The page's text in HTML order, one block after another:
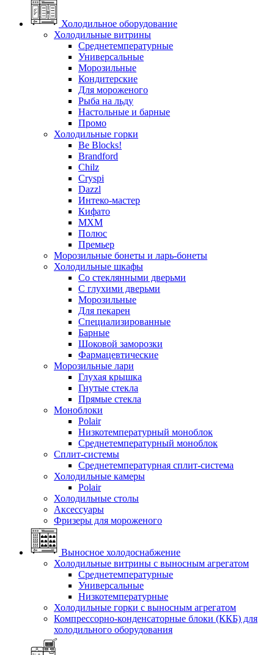
Холодильное оборудование
Холодильные витрины
Среднетемпературные
Универсальные
Морозильные
Кондитерские
Для мороженого
Рыба на льду
Настольные и барные
Промо
Холодильные горки
Be Blocks!
Brandford
Chilz
Cryspi
Dazzl
Интеко-мастер
Кифато
МХМ
Полюс
Премьер
Морозильные бонеты и ларь-бонеты
Холодильные шкафы
Со стеклянными дверьми
С глухими дверьми
Морозильные
Для пекарен
Специализированные
Барные
Шоковой заморозки
Фармацевтические
Морозильные лари
Глухая крышка
Гнутые стекла
Прямые стекла
Моноблоки
Polair
Низкотемпературный моноблок
Среднетемпературный моноблок
Сплит-системы
Среднетемпературная сплит-система
Холодильные камеры
Polair
Холодильные столы
Аксессуары
Фризеры для мороженого
Выносное холодоснабжение
Холодильные витрины с выносным агрегатом
Среднетемпературные
Универсальные
Низкотемпературные
Холодильные горки с выносным агрегатом
Компрессорно-конденсаторные блоки (ККБ) для
холодильного оборудования